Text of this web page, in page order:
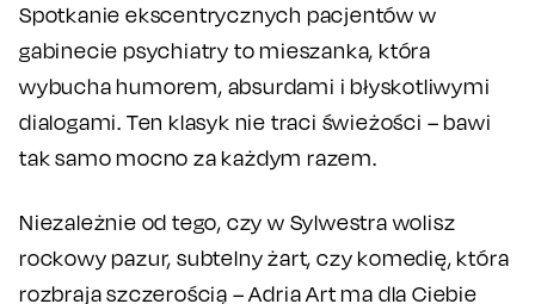
Spotkanie ekscentrycznych pacjentów w
gabinecie psychiatry to mieszanka, która
wybucha humorem, absurdami i błyskotliwymi
dialogami. Ten klasyk nie traci świeżości – bawi
tak samo mocno za każdym razem.
Niezależnie od tego, czy w Sylwestra wolisz
rockowy pazur, subtelny żart, czy komedię, która
rozbraja szczerością – Adria Art ma dla Ciebie